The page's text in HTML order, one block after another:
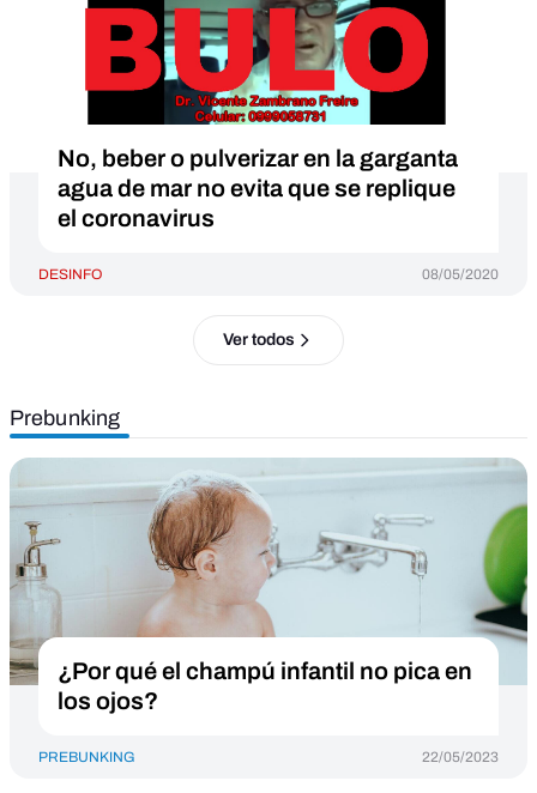
No, beber o pulverizar en la garganta
agua de mar no evita que se replique
el coronavirus
DESINFO 08/05/2020
Ver todos
Prebunking
¿Por qué el champú infantil no pica en
los ojos?
PREBUNKING 22/05/2023